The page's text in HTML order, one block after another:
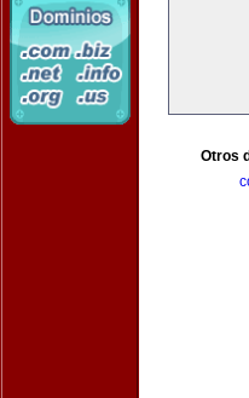
Otros